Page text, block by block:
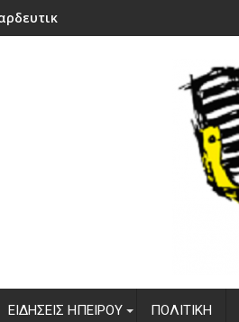
φράγματος Αώου
ΕΙΔΉΣΕΙΣ ΗΠΕΊΡΟΥ ΠΟΛΙΤΙΚΉ